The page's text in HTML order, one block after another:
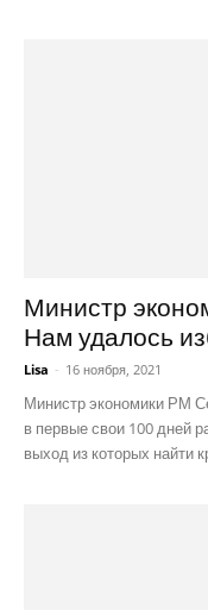
Министр
Нам удалось
Lisa - 16 ноября, 2021
Министр экономики РМ
в первые свои 100 дней
выход из которых найти